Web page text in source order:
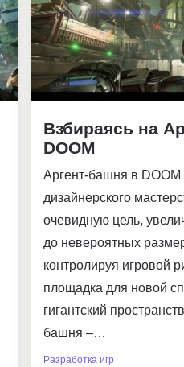
Взбираясь на
DOOM
Аргент-башня в DOOM
дизайнерского
очевидную цель,
до невероятных
контролируя игровой
площадка для новой
гигантский
башня –…
Разработка игр